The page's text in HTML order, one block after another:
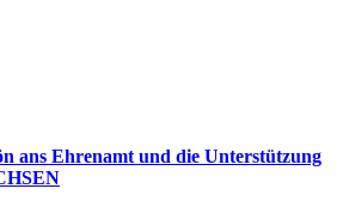
ans Ehrenamt und die Unterstützung